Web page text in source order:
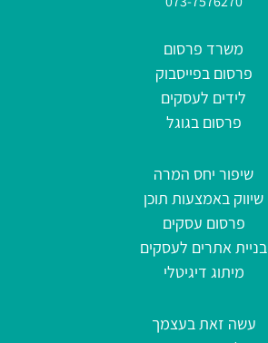
משרד פרסום
פרסום בפייסבוק
לידים לעסקים
פרסום בגוגל
שיפור יחס המרה
שיווק באמצעות תוכן
פרסום עסקים
בניית אתרים לעסקים
מיתוג דיגיטלי
עשה זאת בעצמך